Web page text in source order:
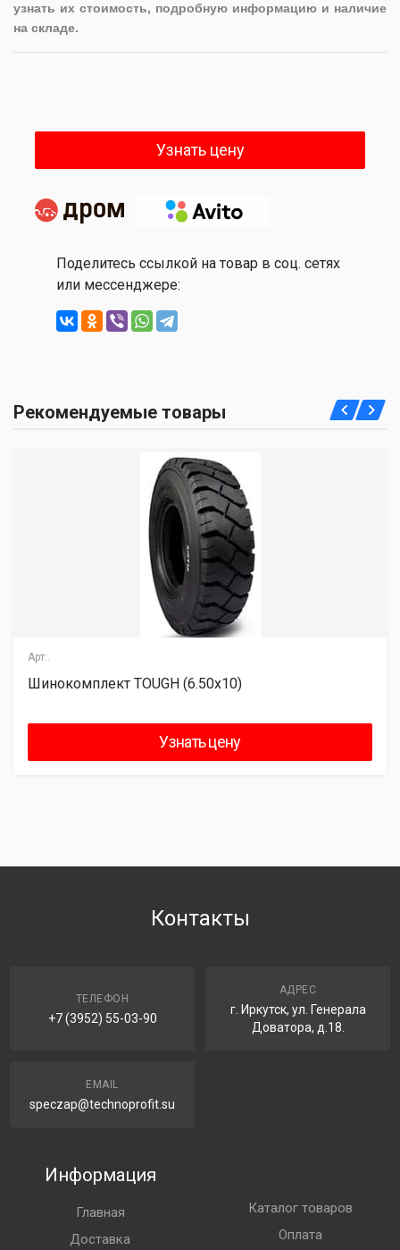
узнать их стоимость, подробную информацию и наличие
на складе.
Узнать цену
Поделитесь ссылкой на товар в соц. сетях
или мессенджере:
Рекомендуемые товары
Арт:.
Шинокомплект TOUGH (6.50x10)
Узнать цену
Контакты
ТЕЛЕФОН
+7 (3952) 55-03-90
АДРЕС
г. Иркутск, ул. Генерала
Доватора, д.18.
EMAIL
speczap@technoprofit.su
Информация
Главная
Доставка
Каталог товаров
Оплата